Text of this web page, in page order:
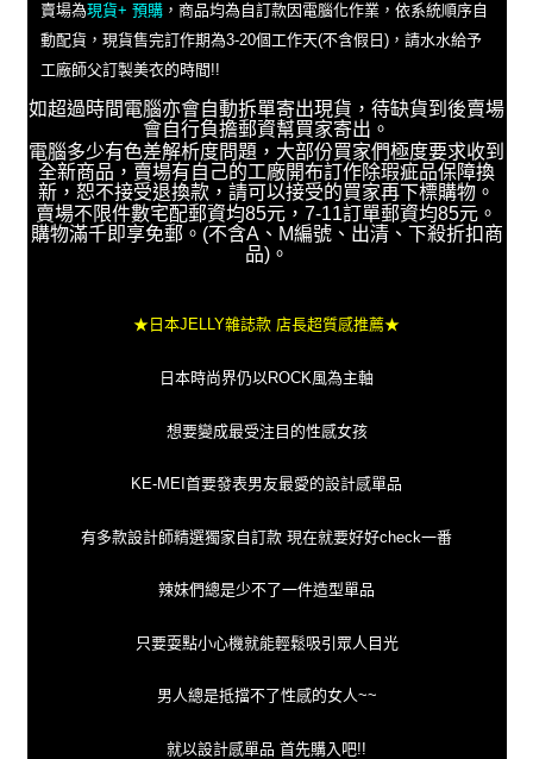
賣場為現貨+ 預購，商品均為自訂款因電腦化作業，依系統順序自
動配貨，現貨售完訂作期為3-20個工作天(不含假日)，請水水給予
工廠師父訂製美衣的時間!!
如超過時間電腦亦會自動拆單寄出現貨，待缺貨到後賣場
會自行負擔郵資幫買家寄出。
電腦多少有色差解析度問題，大部份買家們極度要求收到
全新商品，賣場有自己的工廠開布訂作除瑕疵品保障換
新，恕不接受退換款，請可以接受的買家再下標購物。
賣場不限件數宅配郵資均85元，7-11訂單郵資均85元。
購物滿千即享免郵。(不含A、M編號、出清、下殺折扣商
品)。
★日本JELLY雜誌款 店長超質感推薦★
日本時尚界仍以ROCK風為主軸
想要變成最受注目的性感女孩
KE-MEI首要發表男友最愛的設計感單品
有多款設計師精選獨家自訂款 現在就要好好check一番
辣妹們總是少不了一件造型單品
只要耍點小心機就能輕鬆吸引眾人目光
男人總是抵擋不了性感的女人~~
就以設計感單品 首先購入吧!!